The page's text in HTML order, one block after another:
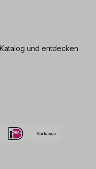
und entdecken